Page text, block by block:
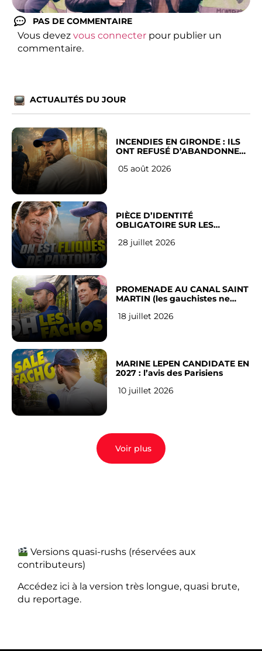
PAS DE COMMENTAIRE
Vous devez vous connecter pour publier un
commentaire.
ACTUALITÉS DU JOUR
INCENDIES EN GIRONDE : ILS
ONT REFUSÉ D’ABANDONNER
05 août 2026
PIÈCE D’IDENTITÉ
OBLIGATOIRE SUR LES
Français
28 juillet 2026
PROMENADE AU CANAL SAINT
MARTIN (les gauchistes ne
18 juillet 2026
MARINE LEPEN CANDIDATE EN
2027 : l’avis des Parisiens
10 juillet 2026
Voir plus
Versions quasi-rushs (réservées aux
contributeurs)
Accédez ici à la version très longue, quasi brute,
du reportage.